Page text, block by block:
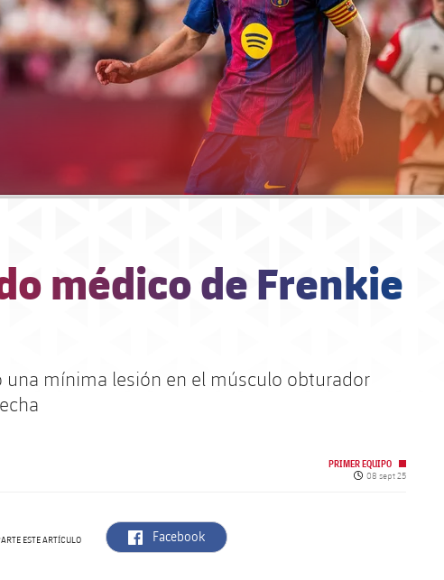
médico de Frenkie
una mínima lesión en el músculo obturador
PRIMER EQUIPO
Fecha de publicación
08 sept 25
ESTE ARTÍCULO label.aria.facebook
Facebook